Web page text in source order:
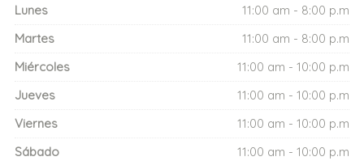
Lunes
11:00 am - 8:00 p.m
Martes
11:00 am - 8:00 p.m
Miércoles
11:00 am - 10:00 p.m
Jueves
11:00 am - 10:00 p.m
Viernes
11:00 am - 10:00 p.m
Sábado
11:00 am - 10:00 p.m